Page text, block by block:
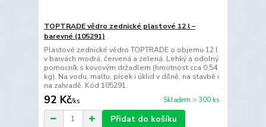
TOPTRADE vědro zednické plastové 12 l –
barevné (105291)
Plastové zednické vědro TOPTRADE o objemu 12 l
v barvách modrá, červená a zelená. Lehký a odolný
pomocník s kovovým držadlem (hmotnost cca 0,54
kg). Na vodu, maltu, písek i úklid v dílně, na stavbě i
na zahradě. Kód 105291.
92 Kč/ks Skladem > 300 ks
Přidat do košíku